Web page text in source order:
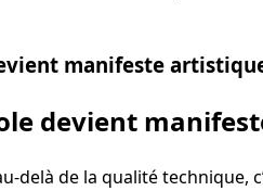
manifeste
devient
delà de la qualité technique,